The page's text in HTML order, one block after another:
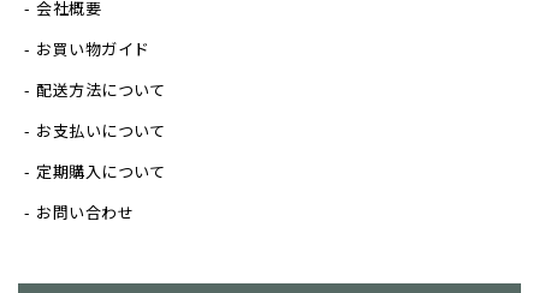
会社概要
お買い物ガイド
配送方法について
お支払いについて
定期購入について
お問い合わせ